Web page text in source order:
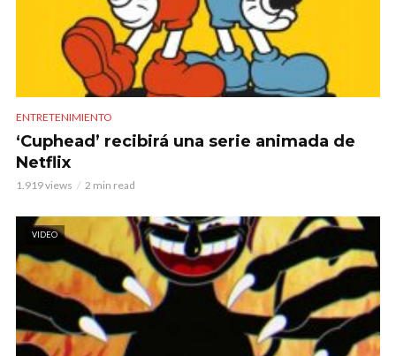
ENTRETENIMIENTO
‘Cuphead’ recibirá una serie animada de
Netflix
1.919 views 2 min read
VIDEO